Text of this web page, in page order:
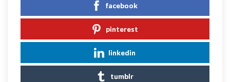
facebook
pinterest
linkedin
tumblr